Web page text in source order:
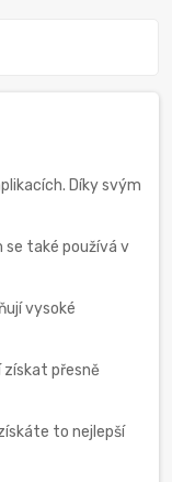
Díky svým
se také používá v
vysoké
získat přesně
to nejlepší